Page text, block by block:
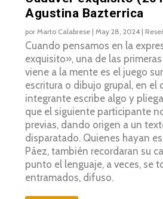
Agustina Bazterrica
porMarto Calabrese |May 28, 2024 |
Cuando pensamos en la
exquisito», una de las
viene a la mente es el juego
escritura o dibujo grupal, en el
integrante escribe algo y
que el siguiente participante
previas, dando origen a un
disparatado. Quienes hayan
Páez, también recordaran su
punto el lenguaje, a veces, se
entramados, difuso.